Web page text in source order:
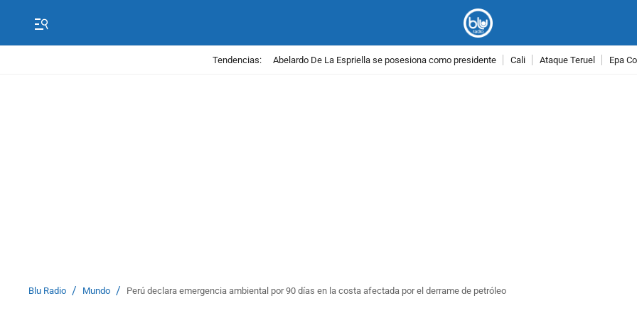
Tendencias: Abelardo De La Espriella se posesiona como presidente Cali Ataque Teruel Epa
Blu Radio / Mundo / Perú declara emergencia ambiental por 90 días en la costa afectada por el derrame de petróleo